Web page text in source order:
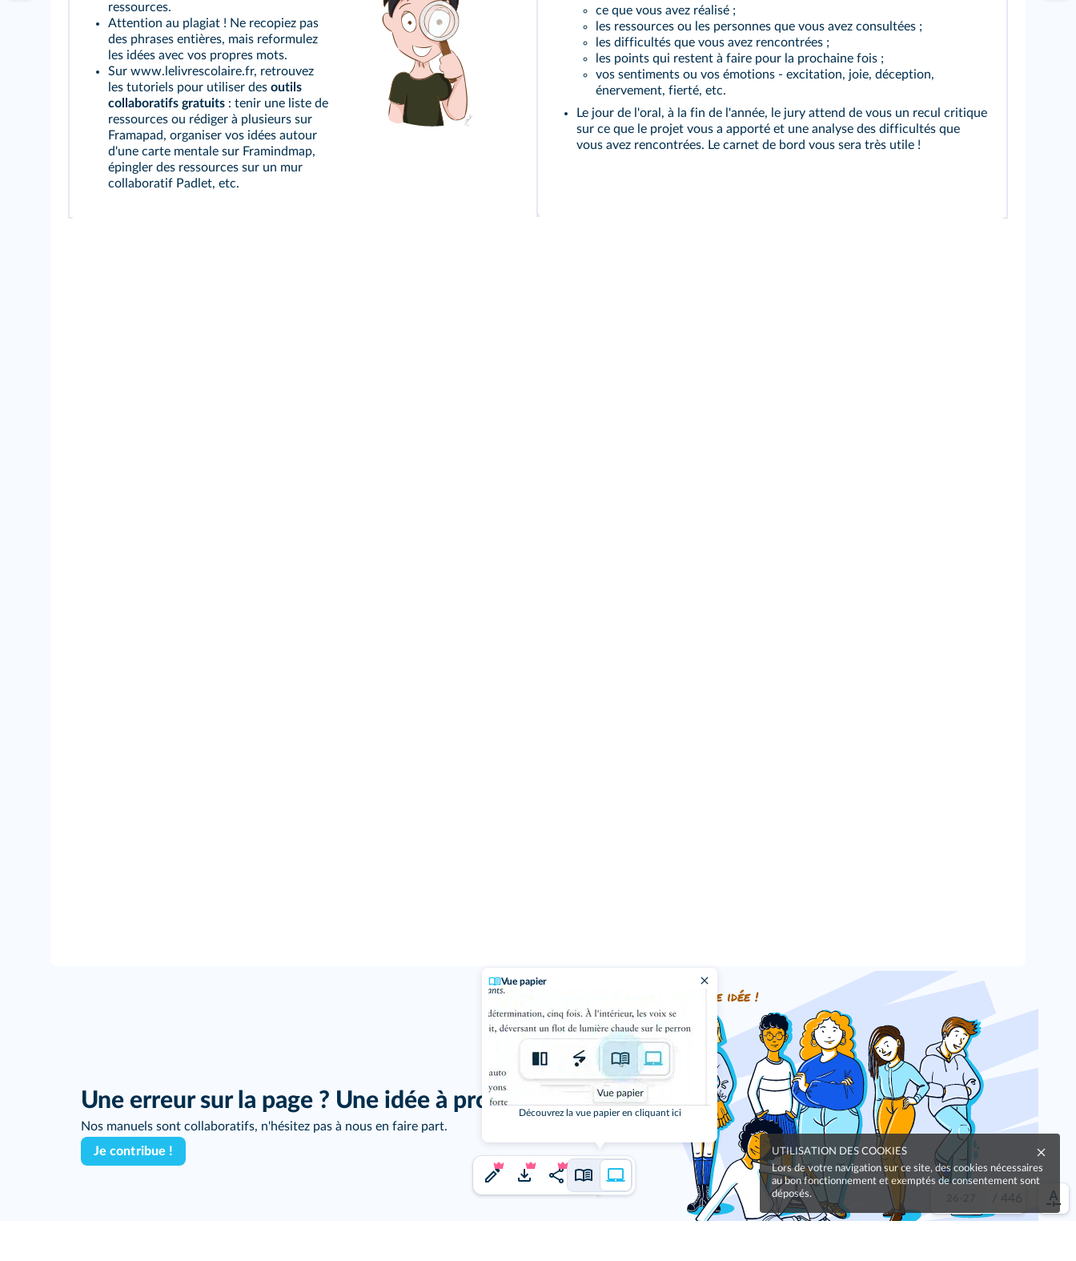
/ 446
Vue papier
Découvrez la vue papier en cliquant ici
ressources.
Attention au plagiat ! Ne recopiez pas
des phrases entières, mais reformulez
les idées avec vos propres mots.
Sur www.lelivrescolaire.fr, retrouvez
les tutoriels pour utiliser des outils
collaboratifs gratuits : tenir une liste de
ressources ou rédiger à plusieurs sur
Framapad, organiser vos idées autour
d'une carte mentale sur Framindmap,
épingler des ressources sur un mur
collaboratif Padlet, etc.
ce que vous avez réalisé ;
les ressources ou les personnes que vous avez consultées ;
les difficultés que vous avez rencontrées ;
les points qui restent à faire pour la prochaine fois ;
vos sentiments ou vos émotions - excitation, joie, déception,
énervement, fierté, etc.
Le jour de l'oral, à la fin de l'année, le jury attend de vous un recul critique
sur ce que le projet vous a apporté et une analyse des difficultés que
vous avez rencontrées. Le carnet de bord vous sera très utile !
Une erreur sur la page ? Une idée à proposer ?
Nos manuels sont collaboratifs, n'hésitez pas à nous en faire part.
Je contribue !
j'ai une idée !
UTILISATION DES COOKIES
Lors de votre navigation sur ce site, des cookies nécessaires
au bon fonctionnement et exemptés de consentement sont
déposés.